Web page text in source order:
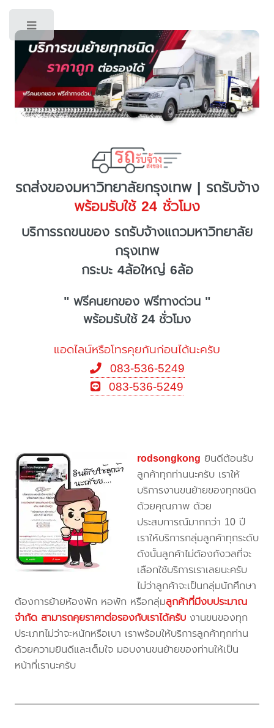
รถส่งของมหาวิทยาลัยกรุงเทพ | รถรับจ้าง
พร้อมรับใช้ 24 ชั่วโมง
บริการรถขนของ รถรับจ้างแถวมหาวิทยาลัย
กรุงเทพ
กระบะ 4ล้อใหญ่ 6ล้อ
" ฟรีคนยกของ ฟรีทางด่วน "
พร้อมรับใช้ 24 ชั่วโมง
แอดไลน์หรือโทรคุยกันก่อนได้นะครับ
083-536-5249
083-536-5249
rodsongkong ยินดีต้อนรับ
ลูกค้าทุกท่านนะครับ เราให้
บริการงานขนย้ายของทุกชนิด
ด้วยคุณภาพ ด้วย
ประสบการณ์มากกว่า 10 ปี
เราให้บริการกลุ่มลูกค้าทุกระดับ
ดังนั้นลูกค้าไม่ต้องกังวลที่จะ
เลือกใช้บริการเราเลยนะครับ
ไม่ว่าลูกค้าจะเป็นกลุ่มนักศึกษา
ต้องการย้ายห้องพัก หอพัก หรือกลุ่มลูกค้าที่มีงบประมาณ
จำกัด สามารถคุยราคาต่อรองกับเราได้ครับ งานขนของทุก
ประเภทไม่ว่าจะหนักหรือเบา เราพร้อมให้บริการลูกค้าทุกท่าน
ด้วยความยินดีและเต็มใจ มอบงานขนย้ายของท่านให้เป็น
หน้าที่เรานะครับ
Toggle